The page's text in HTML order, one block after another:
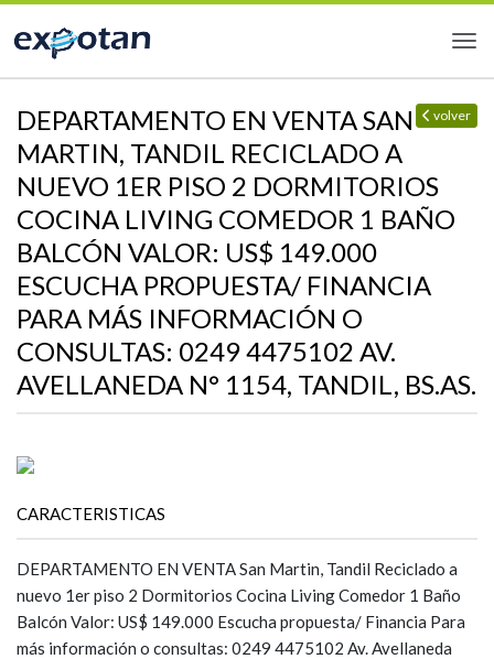
volver
DEPARTAMENTO EN VENTA SAN
MARTIN, TANDIL RECICLADO A
NUEVO 1ER PISO 2 DORMITORIOS
COCINA LIVING COMEDOR 1 BAÑO
BALCÓN VALOR: US$ 149.000
ESCUCHA PROPUESTA/ FINANCIA
PARA MÁS INFORMACIÓN O
CONSULTAS: 0249 4475102 AV.
AVELLANEDA N° 1154, TANDIL, BS.AS.
CARACTERISTICAS
DEPARTAMENTO EN VENTA San Martin, Tandil Reciclado a
nuevo 1er piso 2 Dormitorios Cocina Living Comedor 1 Baño
Balcón Valor: US$ 149.000 Escucha propuesta/ Financia Para
más información o consultas: 0249 4475102 Av. Avellaneda